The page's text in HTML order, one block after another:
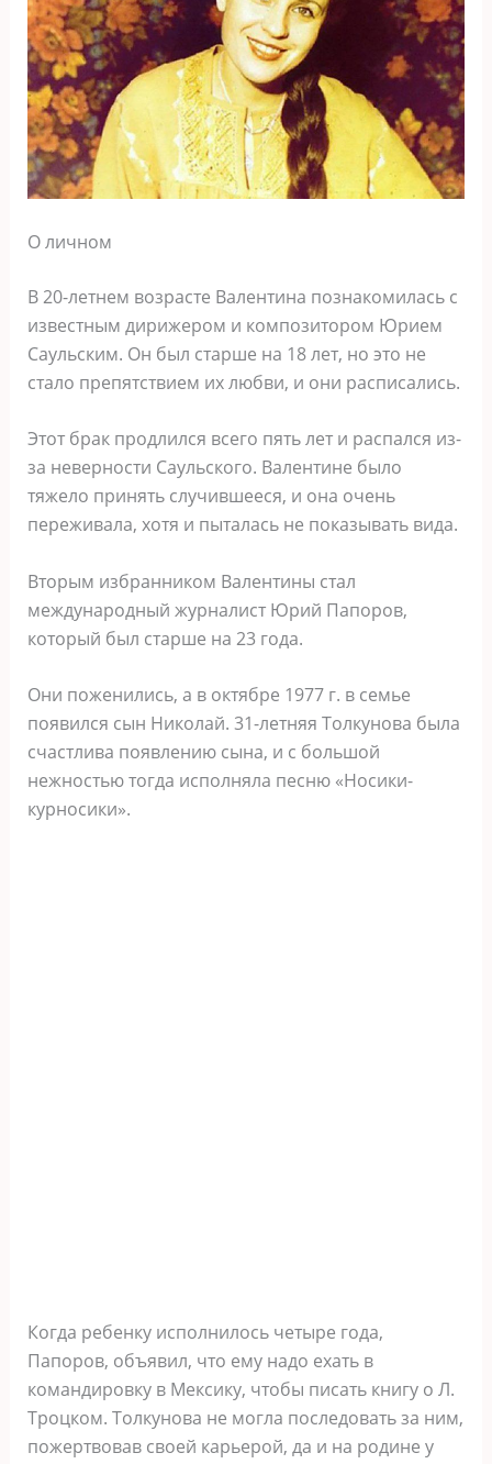
О личном
В 20-летнем возрасте Валентина познакомилась с
известным дирижером и композитором Юрием
Саульским. Он был старше на 18 лет, но это не
стало препятствием их любви, и они расписались.
Этот брак продлился всего пять лет и распался из-
за неверности Саульского. Валентине было
тяжело принять случившееся, и она очень
переживала, хотя и пыталась не показывать вида.
Вторым избранником Валентины стал
международный журналист Юрий Папоров,
который был старше на 23 года.
Они поженились, а в октябре 1977 г. в семье
появился сын Николай. 31-летняя Толкунова была
счастлива появлению сына, и с большой
нежностью тогда исполняла песню «Носики-
курносики».
Когда ребенку исполнилось четыре года,
Папоров, объявил, что ему надо ехать в
командировку в Мексику, чтобы писать книгу о Л.
Троцком. Толкунова не могла последовать за ним,
пожертвовав своей карьерой, да и на родине у